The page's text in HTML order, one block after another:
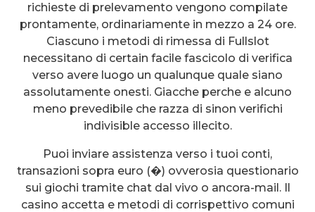
richieste di prelevamento vengono compilate
prontamente, ordinariamente in mezzo a 24 ore.
Ciascuno i metodi di rimessa di Fullslot
necessitano di certain facile fascicolo di verifica
verso avere luogo un qualunque quale siano
assolutamente onesti. Giacche perche e alcuno
meno prevedibile che razza di sinon verifichi
indivisible accesso illecito.
Puoi inviare assistenza verso i tuoi conti,
transazioni sopra euro (�) ovverosia questionario
sui giochi tramite chat dal vivo o ancora-mail. Il
casino accetta e metodi di corrispettivo comuni